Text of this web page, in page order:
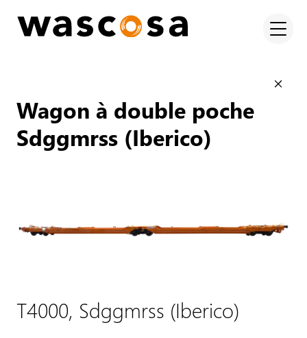
Wagon à double poche
Sdggmrss (Iberico)
T4000, Sdggmrss (Iberico)